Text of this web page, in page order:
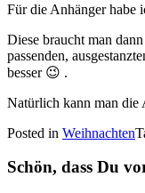
Für die Anhänger habe
Diese braucht man
passenden,
besser 😉 .
Natürlich kann man die
Posted in Weihnachten
Schön, dass Du